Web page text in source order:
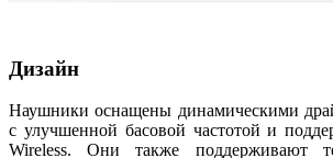
Дизайн
Наушники оснащены динамическими
с улучшенной басовой частотой и
Wireless. Они также поддерживают